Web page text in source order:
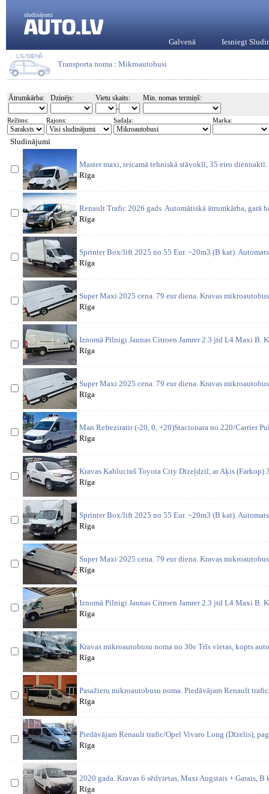
sludinājumi
Galvenā Iesniegt
Transporta noma : Mikroautobusi
Ātrumkārba: Dzinējs:
Vietu skaits:
-
Min. nomas termiņš:
Režīms: Rajons: Sadaļa: Marka:
Sludinājumi
Master maxi, teicamā tehniskā stāvoklī, 35 eiro diennaktī.
Rīga
Renault Trafic 2026 gads. Automātiskā ātrumkārba, garā
Rīga
Sprinter Box/lift 2025 no 55 Eur. ~20m3 (B kat).
Rīga
Super Maxi 2025 cena. 79 eur diena. Kravas
Rīga
Iznomā Pilnigi Jaunas Citroen Jamrer 2.3 jtd L4 Maxi B.
Rīga
Super Maxi 2025 cena. 79 eur diena. Kravas
Rīga
Man Refreziratir (-20, 0, +20)Stacionara no 220/Carrier
Rīga
Kravas Kablucinš Toyota City Dīzeļdzil, ar Aķis (Farkop)
Rīga
Sprinter Box/lift 2025 no 55 Eur. ~20m3 (B kat).
Rīga
Super Maxi 2025 cena. 79 eur diena. Kravas
Rīga
Iznomā Pilnigi Jaunas Citroen Jamrer 2.3 jtd L4 Maxi B.
Rīga
Kravas mikroautobusu noma no 30e Trīs vietas, kopts
Rīga
Pasažieru mikroautobusu noma. Piedāvājam Renault
Rīga
Piedāvājam Renault trafic/Opel Vivaro Long (Dīzelis),
Rīga
2020 gada. Kravas 6 sēdvietas, Maxi Augstais + Garais,
Rīga